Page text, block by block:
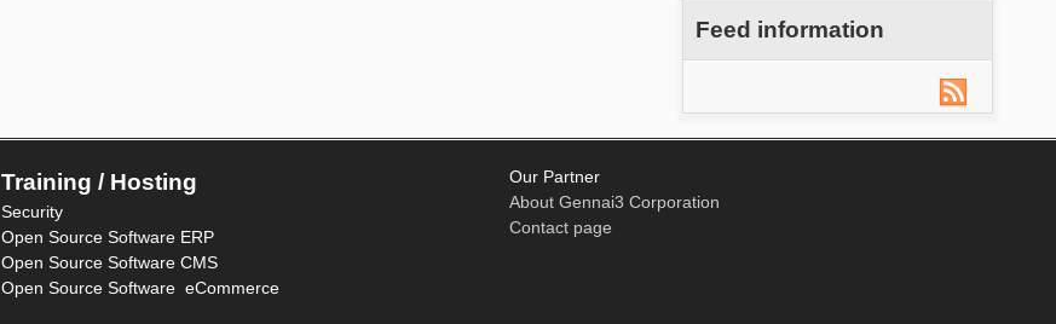
Feed information
Training / Hosting
Security
Open Source Software ERP
Open Source Software CMS
Open Source Software eCommerce
Our Partner
About Gennai3 Corporation
Contact page